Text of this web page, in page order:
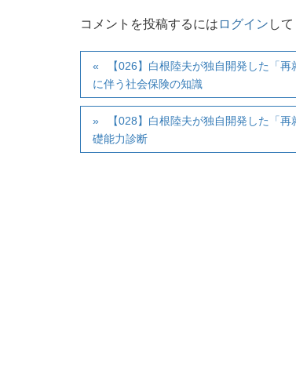
コメントを投稿するには ログイン して
【026】白根陸夫が独自開発した「
に伴う社会保険の知識
【028】白根陸夫が独自開発した「
礎能力診断